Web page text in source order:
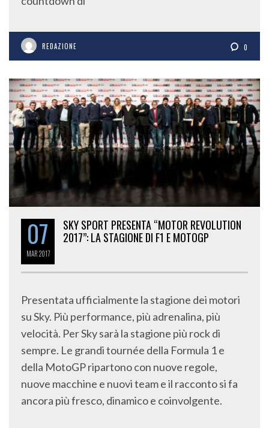
REDAZIONE 0
07
MAR2017
SKY SPORT PRESENTA “MOTOR REVOLUTION
2017”: LA STAGIONE DI F1 E MOTOGP
Presentata ufficialmente la stagione dei motori
su Sky. Più performance, più adrenalina, più
velocità. Per Sky sarà la stagione più rock di
sempre. Le grandi tournée della Formula 1 e
della MotoGP ripartono con nuove regole,
nuove macchine e nuovi team e il racconto si fa
ancora più fresco, dinamico e coinvolgente.